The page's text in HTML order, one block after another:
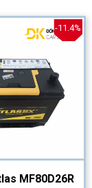
-11.4%
MF80D26R